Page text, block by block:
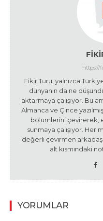
https://
Fikir Turu, yalnızca
dünyanın da ne
aktarmaya çalışıyor. Bu
Almanca ve Çince
bölümlerini çevirerek,
sunmaya çalışıyor.
değerli çevirmen
alt kısmındaki
YORUMLAR